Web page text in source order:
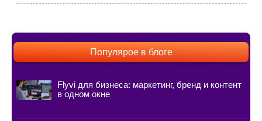
Популярое в блоге
Flyvi для бизнеса: маркетинг, бренд и контент
в одном окне